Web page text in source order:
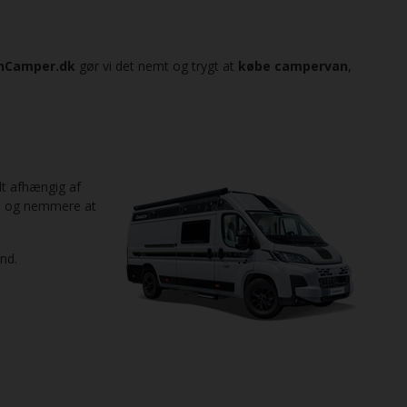
gør vi det nemt og trygt at købe campervan,
afhængig af
og nemmere at